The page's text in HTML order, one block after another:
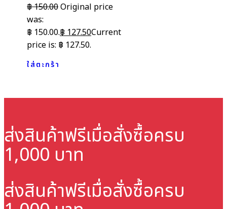
฿150.00Original price
was:
฿ 150.00.฿127.50Current
price is: ฿ 127.50.
ใส่ตะกร้า
ส่งสินค้าฟรีเมื่อสั่งซื้อครบ
1,000 บาท
ส่งสินค้าฟรีเมื่อสั่งซื้อครบ